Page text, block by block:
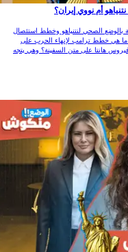
أم نووي إيران؟
الصحي لنتنياهو وخطط استئصال
هي خطط ترامب لإنهاء الحرب على
هانتا على متن السفينة؟ وهي يتجه